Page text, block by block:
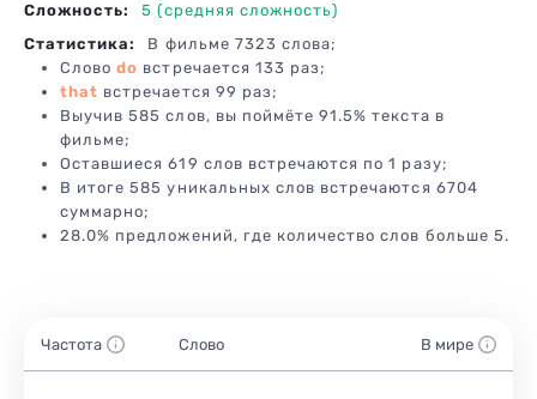
Сложность:
5 (средняя сложность)
Статистика:
В фильме 7323 слова;
Словоdo встречается 133 раз;
that встречается 99 раз;
Выучив 585 слов, вы поймёте 91.5% текста в
фильме;
Оставшиеся 619 слов встречаются по 1 разу;
В итоге 585 уникальных слов встречаются 6704
суммарно;
28.0% предложений, где количество слов больше 5.
Частота Слово В мире